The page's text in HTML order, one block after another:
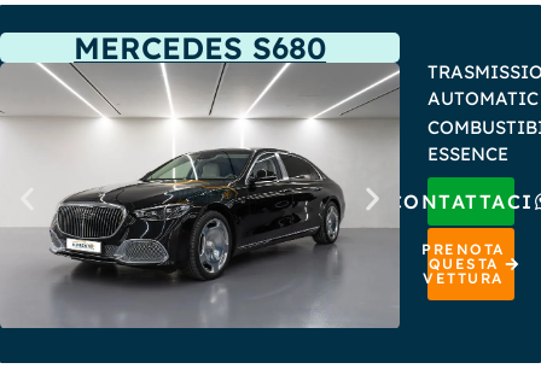
MERCEDES S680
AUTOMATIC
ESSENCE
CONTATTACI
PRENOTA
QUESTA
VETTURA